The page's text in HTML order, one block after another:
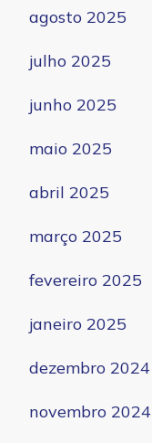
agosto 2025
julho 2025
junho 2025
maio 2025
abril 2025
março 2025
fevereiro 2025
janeiro 2025
dezembro 2024
novembro 2024